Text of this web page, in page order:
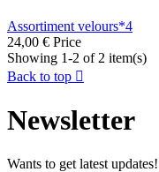
Assortiment velours*4
24,00 € Price
Showing 1-2 of 2 item(s)
Back to top 
Newsletter
Wants to get latest